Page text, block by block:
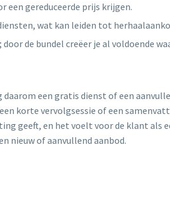
een gereduceerde prijs krijgen.
wat kan leiden tot
de bundel creëer je al voldoende
daarom een gratis dienst of een
korte vervolgsessie of een
geeft, en het voelt voor de klant als
nieuw of aanvullend aanbod.